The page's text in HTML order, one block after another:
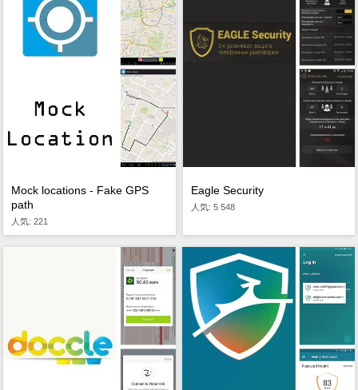
Mock locations - Fake GPS
path
人気: 221
Eagle Security
人気: 5 548